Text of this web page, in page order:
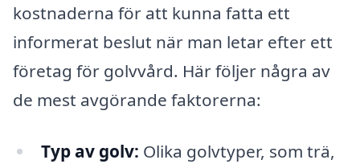
kostnaderna för att kunna fatta ett
informerat beslut när man letar efter ett
företag för golvvård. Här följer några av
de mest avgörande faktorerna:
Typ av golv: Olika golvtyper, som trä,